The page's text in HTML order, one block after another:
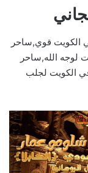
قوي,ساحر
الله,ساحر
الكويت لجلب